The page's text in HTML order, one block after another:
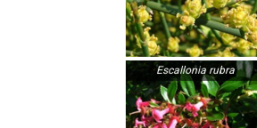
Escallonia rubra